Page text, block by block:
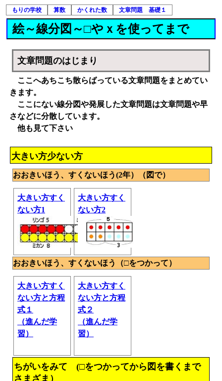
もりの学校 算数 かくれた数 文章問題 基礎１
絵～線分図～□やｘを使ってまで
文章問題のはじまり
ここへあちこち散らばっている文章問題をまとめてい
きます。
ここにない線分図や発展した文章問題は文章問題や早
さなどに分散しています。
他も見て下さい
大きい方少ない方
おおきいほう、すくないほう(2年）（図で）
大きい方すく
ない方1
大きい方すく
ない方2
おおきいほう、すくないほう（□をつかって）
大きい方すく
ない方と方程
式１
（進んだ学
習）
大きい方すく
ない方と方程
式２
（進んだ学
習）
ちがいをみて (□をつかってから図を書くまで
さまざま）